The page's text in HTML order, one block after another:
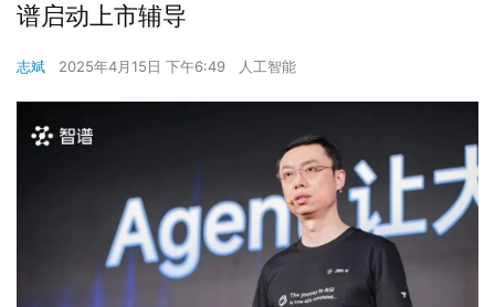
谱启动上市辅导
志斌 2025年4月15日 下午6:49 人工智能